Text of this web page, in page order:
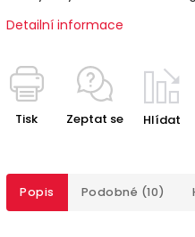
Detailní informace
Tisk Zeptat se Hlídat
Popis Podobné (10)